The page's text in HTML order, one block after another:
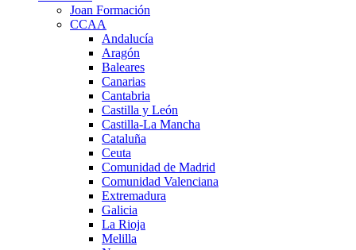
Joan Formación
CCAA
Andalucía
Aragón
Baleares
Canarias
Cantabria
Castilla y León
Castilla-La Mancha
Cataluña
Ceuta
Comunidad de Madrid
Comunidad Valenciana
Extremadura
Galicia
La Rioja
Melilla